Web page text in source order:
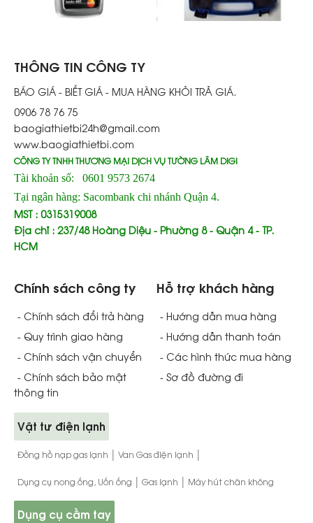
THÔNG TIN CÔNG TY
BÁO GIÁ - BIẾT GIÁ - MUA HÀNG KHỎI TRẢ GIÁ.
0906 78 76 75
baogiathietbi24h@gmail.com
www.baogiathietbi.com
CÔNG TY TNHH THƯƠNG MẠI DỊCH VỤ TƯỜNG LÂM DIGI
Tài khoản số: 0601 9573 2674
Tại ngân hàng: Sacombank chi nhánh Quận 4.
MST : 0315319008
Địa chỉ : 237/48 Hoàng Diệu - Phường 8 - Quận 4 - TP.
HCM
Chính sách công ty
- Chính sách đổi trả hàng
- Quy trình giao hàng
- Chính sách vận chuyển
- Chính sách bảo mật
thông tin
Hỗ trợ khách hàng
- Hướng dẫn mua hàng
- Hướng dẫn thanh toán
- Các hình thức mua hàng
- Sơ đồ đường đi
Vật tư điện lạnh
Đồng hồ nạp gas lạnh | Van Gas điện lạnh |
Dụng cụ nong ống, Uốn ống | Gas lạnh | Máy hút chân không
Dụng cụ cầm tay